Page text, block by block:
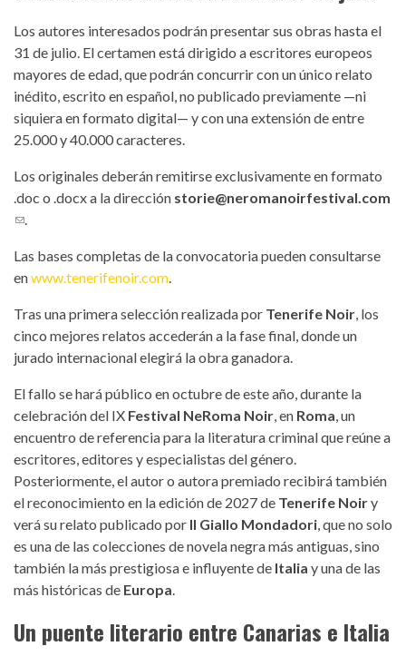
Los autores interesados podrán presentar sus obras hasta el
31 de julio. El certamen está dirigido a escritores europeos
mayores de edad, que podrán concurrir con un único relato
inédito, escrito en español, no publicado previamente —ni
siquiera en formato digital— y con una extensión de entre
25.000 y 40.000 caracteres.
Los originales deberán remitirse exclusivamente en formato
.doc o .docx a la dirección storie@neromanoirfestival.com
(link sends e-mail)
.
Las bases completas de la convocatoria pueden consultarse
enwww.tenerifenoir.com.
Tras una primera selección realizada por Tenerife Noir, los
cinco mejores relatos accederán a la fase final, donde un
jurado internacional elegirá la obra ganadora.
El fallo se hará público en octubre de este año, durante la
celebración del IX Festival NeRoma Noir, en Roma, un
encuentro de referencia para la literatura criminal que reúne a
escritores, editores y especialistas del género.
Posteriormente, el autor o autora premiado recibirá también
el reconocimiento en la edición de 2027 de Tenerife Noiry
verá su relato publicado por Il Giallo Mondadori, que no solo
es una de las colecciones de novela negra más antiguas, sino
también la más prestigiosa e influyente de Italia y una de las
más históricas de Europa.
Un puente literario entre Canarias e Italia